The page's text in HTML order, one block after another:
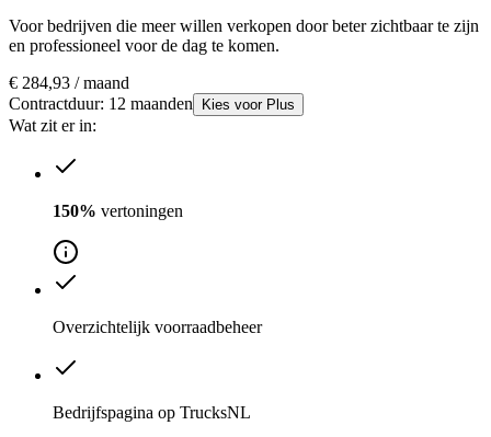
Voor bedrijven die meer willen verkopen door beter zichtbaar te zijn
en professioneel voor de dag te komen.
€ 284,93 / maand
Contractduur: 12 maanden
Kies voor Plus
Wat zit er in:
150% vertoningen
Overzichtelijk voorraadbeheer
Bedrijfspagina op TrucksNL